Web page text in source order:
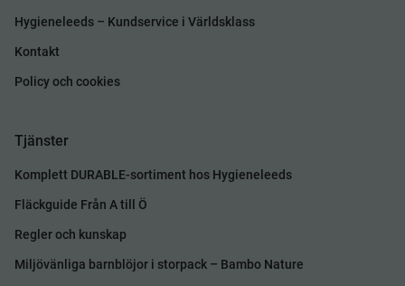
Hygieneleeds – Kundservice i Världsklass
Kontakt
Policy och cookies
Tjänster
Komplett DURABLE-sortiment hos Hygieneleeds
Fläckguide Från A till Ö
Regler och kunskap
Miljövänliga barnblöjor i storpack – Bambo Nature